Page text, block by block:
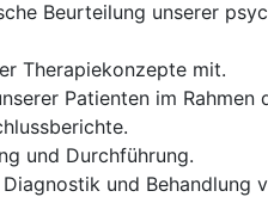
Beurteilung unserer
Therapiekonzepte mit.
Patienten im
und Durchführung.
und